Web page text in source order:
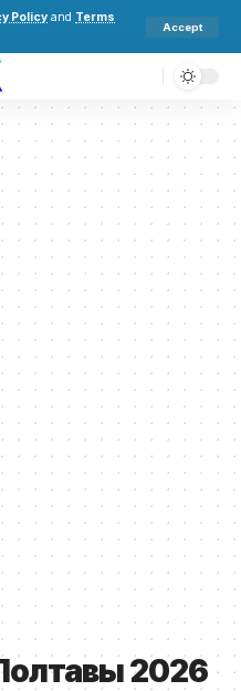
Policy and Terms
Accept
2026